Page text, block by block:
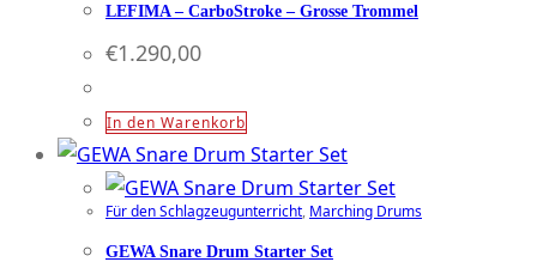
LEFIMA – CarboStroke – Grosse Trommel
€1.290,00
In den Warenkorb
Für den Schlagzeugunterricht, Marching Drums
GEWA Snare Drum Starter Set